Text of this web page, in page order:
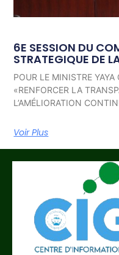
6E SESSION DU
STRATEGIQUE DE
POUR LE MINISTRE YAYA
«RENFORCER LA
L’AMÉLIORATION
Voir Plus